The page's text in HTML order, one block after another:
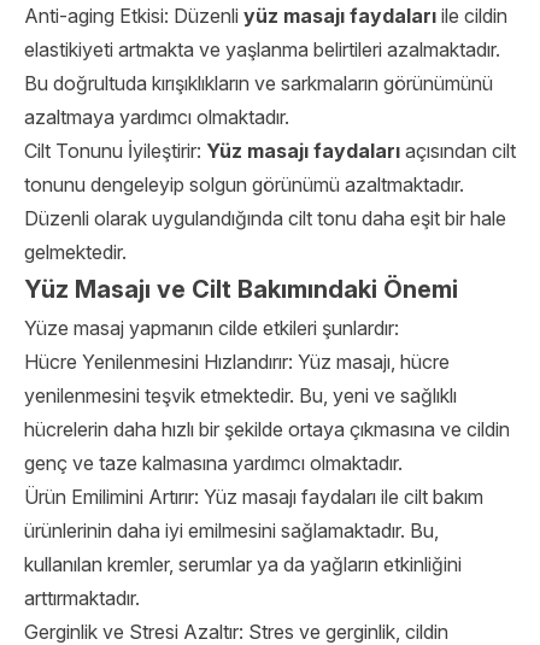
Anti-aging Etkisi: Düzenli yüz masajı faydaları ile cildin
elastikiyeti artmakta ve yaşlanma belirtileri azalmaktadır.
Bu doğrultuda kırışıklıkların ve sarkmaların görünümünü
azaltmaya yardımcı olmaktadır.
Cilt Tonunu İyileştirir: Yüz masajı faydaları açısından cilt
tonunu dengeleyip solgun görünümü azaltmaktadır.
Düzenli olarak uygulandığında cilt tonu daha eşit bir hale
gelmektedir.
Yüz Masajı ve Cilt Bakımındaki Önemi
Yüze masaj yapmanın cilde etkileri şunlardır:
Hücre Yenilenmesini Hızlandırır: Yüz masajı, hücre
yenilenmesini teşvik etmektedir. Bu, yeni ve sağlıklı
hücrelerin daha hızlı bir şekilde ortaya çıkmasına ve cildin
genç ve taze kalmasına yardımcı olmaktadır.
Ürün Emilimini Artırır: Yüz masajı faydaları ile cilt bakım
ürünlerinin daha iyi emilmesini sağlamaktadır. Bu,
kullanılan kremler, serumlar ya da yağların etkinliğini
arttırmaktadır.
Gerginlik ve Stresi Azaltır: Stres ve gerginlik, cildin